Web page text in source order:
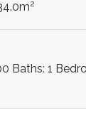
34.0m2
Baths: 1